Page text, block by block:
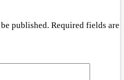
published. Required fields are